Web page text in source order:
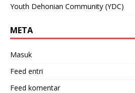
Youth Dehonian Community (YDC)
META
Masuk
Feed entri
Feed komentar